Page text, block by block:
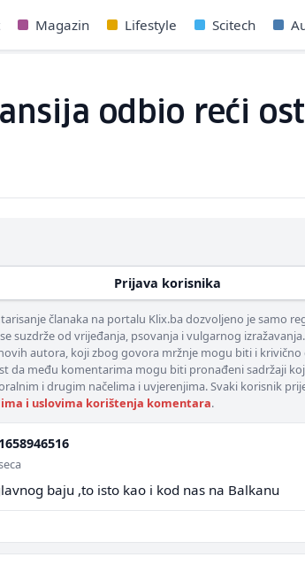
Magazin Lifestyle Scitech
odbio reći
Prijava korisnika
članaka na portalu Klix.ba dozvoljeno je samo
suzdrže od vrijeđanja, psovanja i vulgarnog
autora, koji zbog govora mržnje mogu biti i krivično
da među komentarima mogu biti pronađeni sadržaji
i drugim načelima i uvjerenjima. Svaki korisnik
i uslovima korištenja komentara.
baju ,to isto kao i kod nas na Balkanu